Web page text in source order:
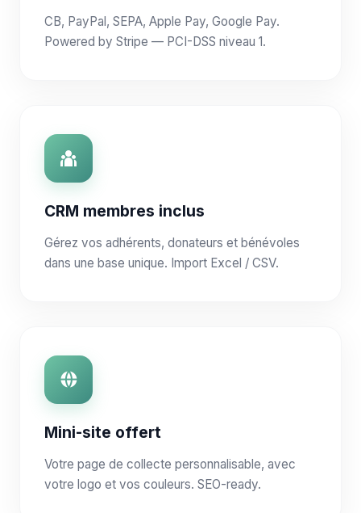
CB, PayPal, SEPA, Apple Pay, Google Pay.
Powered by Stripe — PCI-DSS niveau 1.
CRM membres inclus
Gérez vos adhérents, donateurs et bénévoles
dans une base unique. Import Excel / CSV.
Mini-site offert
Votre page de collecte personnalisable, avec
votre logo et vos couleurs. SEO-ready.